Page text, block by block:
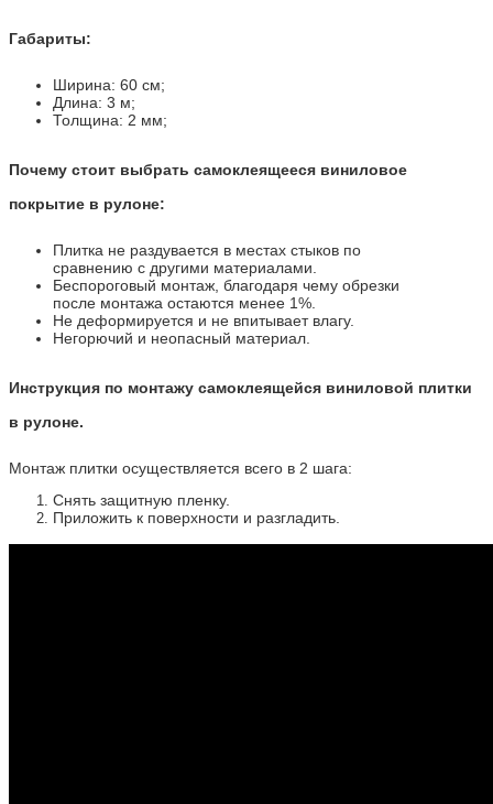
Габариты:
Ширина: 60 см;
Длина: 3 м;
Толщина: 2 мм;
Почему стоит выбрать самоклеящееся виниловое
покрытие в рулоне:
Плитка не раздувается в местах стыков по
сравнению с другими материалами.
Беспороговый монтаж, благодаря чему обрезки
после монтажа остаются менее 1%.
Не деформируется и не впитывает влагу.
Негорючий и неопасный материал.
Инструкция по монтажу самоклеящейся виниловой плитки
в рулоне.
Монтаж плитки осуществляется всего в 2 шага:
Снять защитную пленку.
Приложить к поверхности и разгладить.